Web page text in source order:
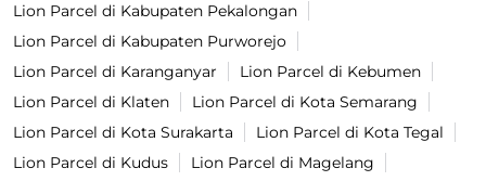
Lion Parcel di Kabupaten Pekalongan
Lion Parcel di Kabupaten Purworejo
Lion Parcel di Karanganyar
Lion Parcel di Kebumen
Lion Parcel di Klaten
Lion Parcel di Kota Semarang
Lion Parcel di Kota Surakarta
Lion Parcel di Kota Tegal
Lion Parcel di Kudus
Lion Parcel di Magelang